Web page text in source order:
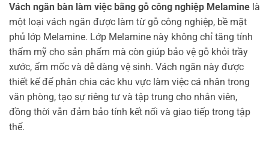
Vách ngăn bàn làm việc bằng gỗ công nghiệp Melamine là
một loại vách ngăn được làm từ gỗ công nghiệp, bề mặt
phủ lớp Melamine. Lớp Melamine này không chỉ tăng tính
thẩm mỹ cho sản phẩm mà còn giúp bảo vệ gỗ khỏi trầy
xước, ẩm mốc và dễ dàng vệ sinh. Vách ngăn này được
thiết kế để phân chia các khu vực làm việc cá nhân trong
văn phòng, tạo sự riêng tư và tập trung cho nhân viên,
đồng thời vẫn đảm bảo tính kết nối và giao tiếp trong tập
thể.